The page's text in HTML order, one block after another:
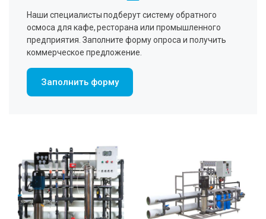
Наши специалисты подберут систему обратного
осмоса для кафе, ресторана или промышленного
предприятия. Заполните форму опроса и получить
коммерческое предложение.
Заполнить форму